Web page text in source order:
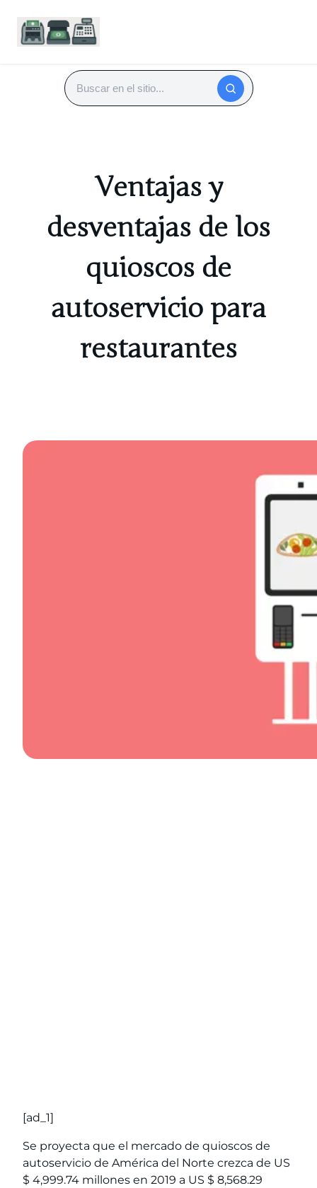
Buscar
Ventajas y
desventajas de los
quioscos de
autoservicio para
restaurantes
[ad_1]
Se proyecta que el mercado de quioscos de
autoservicio de América del Norte crezca de US
$ 4,999.74 millones en 2019 a US $ 8,568.29